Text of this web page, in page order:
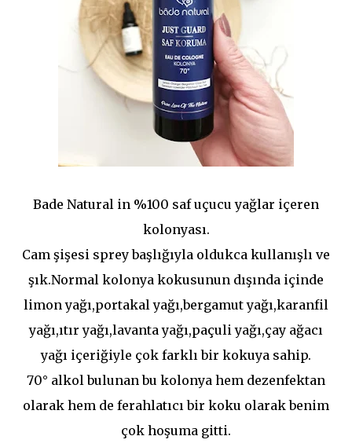
Bade Natural in %100 saf uçucu yağlar içeren
kolonyası.
Cam şişesi sprey başlığıyla oldukca kullanışlı ve
şık.Normal kolonya kokusunun dışında içinde
limon yağı,portakal yağı,bergamut yağı,karanfil
yağı,ıtır yağı,lavanta yağı,paçuli yağı,çay ağacı
yağı içeriğiyle çok farklı bir kokuya sahip.
70° alkol bulunan bu kolonya hem dezenfektan
olarak hem de ferahlatıcı bir koku olarak benim
çok hoşuma gitti.